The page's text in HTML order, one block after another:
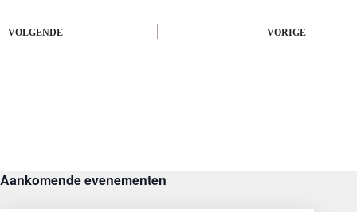
VORIGE
VOLGENDE
Aankomende evenementen